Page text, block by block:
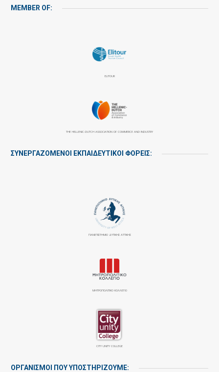
MEMBER OF:
ELITOUR
THE HELLENIC-DUTCH ASSOCIATION OF COMMERCE AND INDUSTRY
ΣΥΝΕΡΓΑΖΌΜΕΝΟΙ ΕΚΠΑΙΔΕΥΤΙΚΟΊ ΦΟΡΕΊΣ:
ΠΑΝΕΠΙΣΤΉΜΙΟ ΔΥΤΙΚΉΣ ΑΤΤΙΚΉΣ
ΜΗΤΡΟΠΟΛΙΤΙΚΟ ΚΟΛΛΕΓΙΟ
CITY UNITY COLLEGE
ΟΡΓΑΝΙΣΜΟΙ ΠΟΥ ΥΠΟΣΤΗΡΙΖΟΥΜΕ: